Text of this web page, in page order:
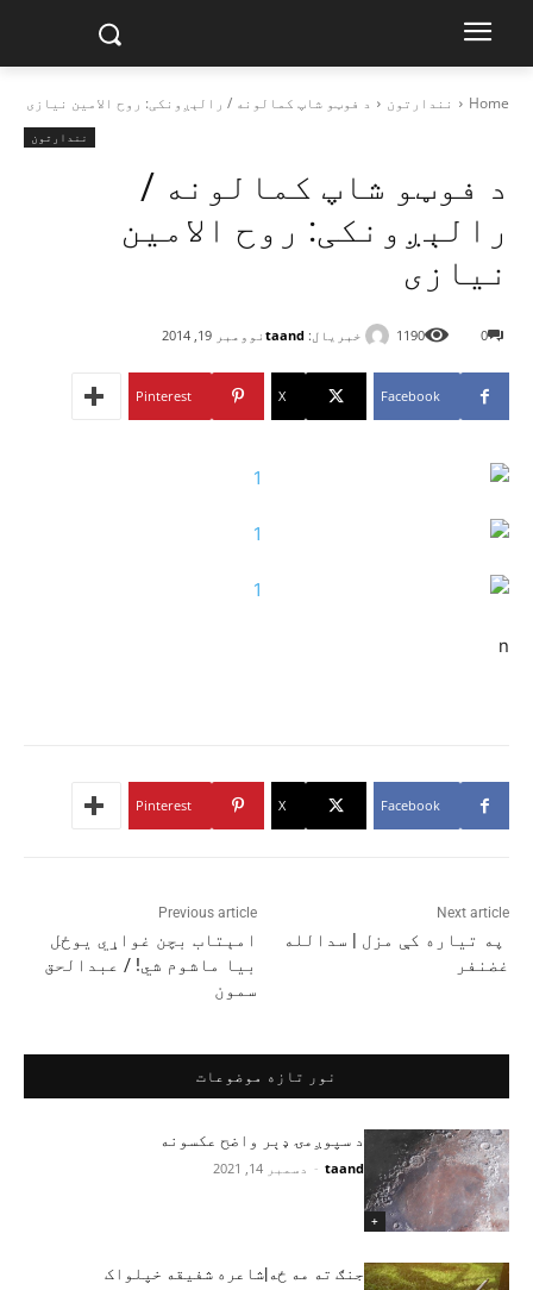
Home نندارتون د فوټو شاپ کمالونه / رالېږونکی: روح الامین نیازی
نندارتون
د فوټو شاپ کمالونه /
رالېږونکی: روح الامین
نیازی
خبریال: taand نوومبر 19, 2014 0
1190
Facebook
X
Pinterest
n
Facebook
X
Pinterest
Previous article
امېتاب بچن غواړي يوځل
بيا ماشوم شي! / عبدالحق
سمون
Next article
په تیاره کې مزل | سدالله
غضنفر
نور تازه موضوعات
+
د سپوږمۍ ډېر واضح عکسونه
taand
- دسمبر 14, 2021
جنګ ته مه ځه|شاعره شفیقه خپلواک